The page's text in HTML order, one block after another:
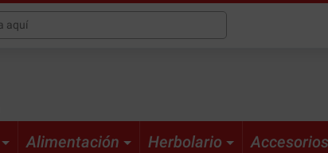
Alimentación Herbolario Accesorios